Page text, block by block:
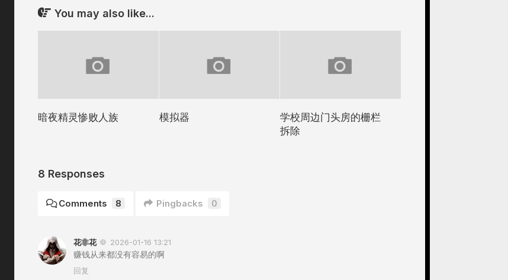
You may also like...
暗夜精灵惨败人族 模拟器
学校周边门头房的栅栏
拆除
8 Responses
Comments 8 Pingbacks 0
花非花 2026-01-16 13:21
赚钱从来都没有容易的啊
回复